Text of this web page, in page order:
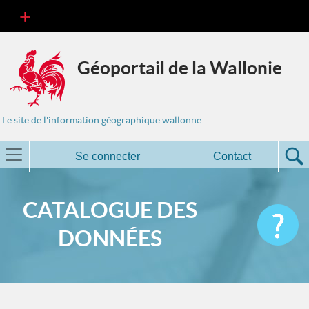
Géoportail de la Wallonie
Le site de l'information géographique wallonne
Se connecter Contact
CATALOGUE DES
DONNÉES